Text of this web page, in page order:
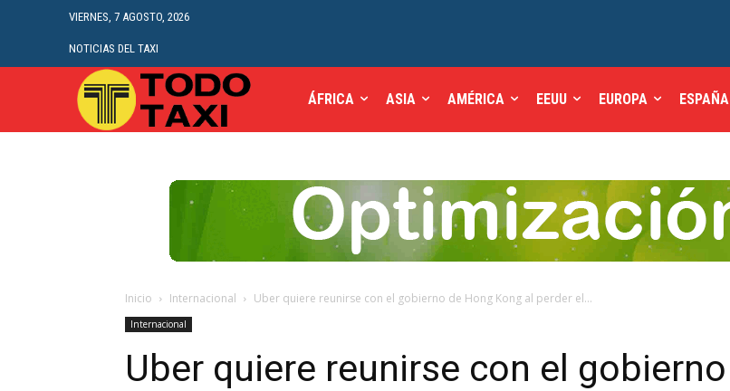
VIERNES, 7 AGOSTO, 2026
NOTICIAS DEL TAXI
ÁFRICA ASIA AMÉRICA EEUU EUROPA ESPAÑA
Inicio Internacional Uber quiere reunirse con el gobierno de Hong Kong al perder el...
Internacional
Uber quiere reunirse con el gobierno